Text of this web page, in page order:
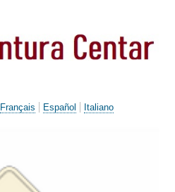
Français Español Italiano